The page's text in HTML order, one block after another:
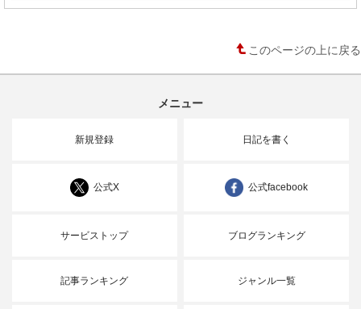
このページの上に戻る
メニュー
新規登録 日記を書く
公式X 公式facebook
サービストップ ブログランキング
記事ランキング ジャンル一覧